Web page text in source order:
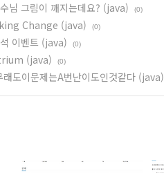
님 그림이 깨지는데요? (java)
(0)
Change (java) (0)
이벤트 (java) (0)
(java) (0)
도이문제는A번난이도인것같다 (java)